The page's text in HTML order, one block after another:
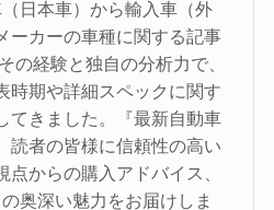
日本車）から輸入車（外
ーカーの車種に関する記事
の経験と独自の分析力で、
時期や詳細スペックに関す
てきました。『最新自動車
読者の皆様に信頼性の高い
からの購入アドバイス、
奥深い魅力をお届けしま